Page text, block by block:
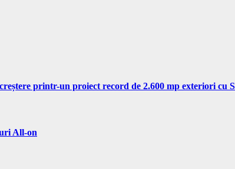
printr-un proiect record de 2.600 mp exteriori cu
All-on